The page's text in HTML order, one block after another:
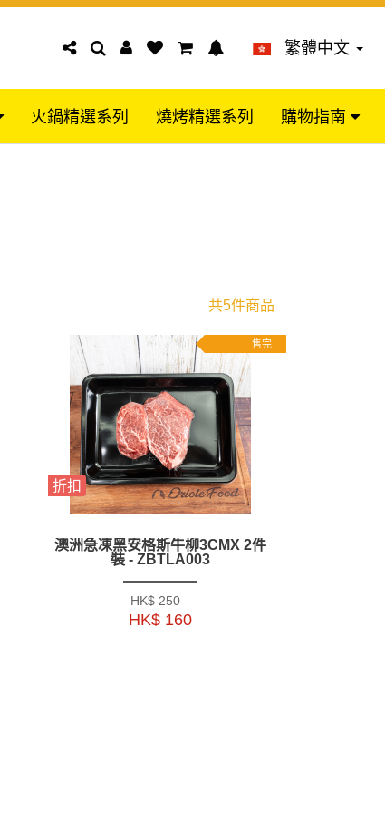
繁體中文
火鍋精選系列 燒烤精選系列 購物指南
共5件商品
售完
折扣
澳洲急凍黑安格斯牛柳3CMX 2件
裝 - ZBTLA003
HK$ 250
HK$ 160